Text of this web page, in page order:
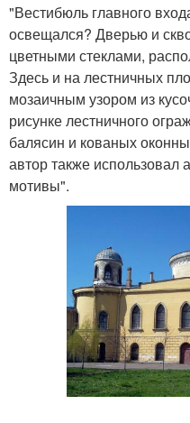
"Вестибюль главного
освещался? Дверью и
цветными стеклами,
Здесь и на лестничных
мозаичным узором из
рисунке лестничного
балясин и кованых
автор также
мотивы".